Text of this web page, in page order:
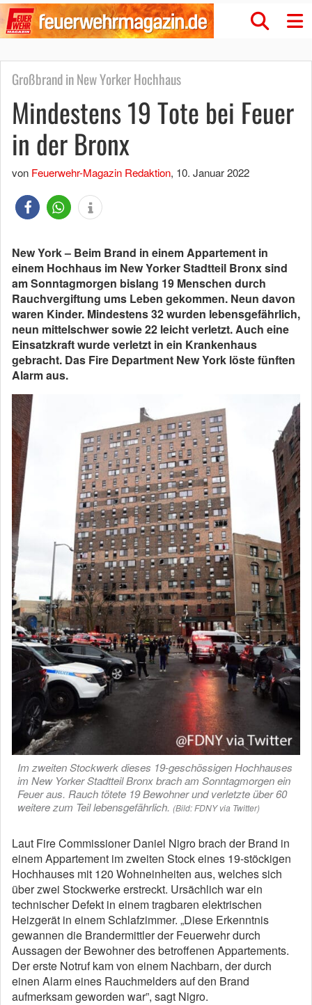
Großbrand in New Yorker Hochhaus
Mindestens 19 Tote bei Feuer
in der Bronx
von Feuerwehr-Magazin Redaktion, 10. Januar 2022
New York – Beim Brand in einem Appartement in
einem Hochhaus im New Yorker Stadtteil Bronx sind
am Sonntagmorgen bislang 19 Menschen durch
Rauchvergiftung ums Leben gekommen. Neun davon
waren Kinder. Mindestens 32 wurden lebensgefährlich,
neun mittelschwer sowie 22 leicht verletzt. Auch eine
Einsatzkraft wurde verletzt in ein Krankenhaus
gebracht. Das Fire Department New York löste fünften
Alarm aus.
Im zweiten Stockwerk dieses 19-geschössigen Hochhauses
im New Yorker Stadtteil Bronx brach am Sonntagmorgen ein
Feuer aus. Rauch tötete 19 Bewohner und verletzte über 60
weitere zum Teil lebensgefährlich. (Bild: FDNY via Twitter)
Laut Fire Commissioner Daniel Nigro brach der Brand in
einem Appartement im zweiten Stock eines 19-stöckigen
Hochhauses mit 120 Wohneinheiten aus, welches sich
über zwei Stockwerke erstreckt. Ursächlich war ein
technischer Defekt in einem tragbaren elektrischen
Heizgerät in einem Schlafzimmer. „Diese Erkenntnis
gewannen die Brandermittler der Feuerwehr durch
Aussagen der Bewohner des betroffenen Appartements.
Der erste Notruf kam von einem Nachbarn, der durch
einen Alarm eines Rauchmelders auf den Brand
aufmerksam geworden war”, sagt Nigro.